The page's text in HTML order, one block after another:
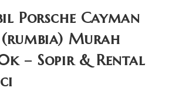
Porsche Cayman
(rumbia) Murah
– Sopir & Rental